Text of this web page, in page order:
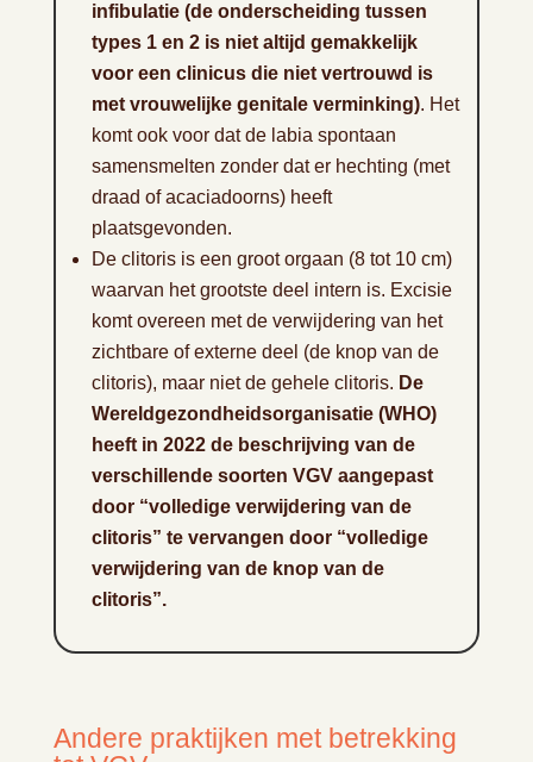
infibulatie (de onderscheiding tussen
types 1 en 2 is niet altijd gemakkelijk
voor een clinicus die niet vertrouwd is
met vrouwelijke genitale verminking). Het
komt ook voor dat de labia spontaan
samensmelten zonder dat er hechting (met
draad of acaciadoorns) heeft
plaatsgevonden.
De clitoris is een groot orgaan (8 tot 10 cm)
waarvan het grootste deel intern is. Excisie
komt overeen met de verwijdering van het
zichtbare of externe deel (de knop van de
clitoris), maar niet de gehele clitoris. De
Wereldgezondheidsorganisatie (WHO)
heeft in 2022 de beschrijving van de
verschillende soorten VGV aangepast
door “volledige verwijdering van de
clitoris” te vervangen door “volledige
verwijdering van de knop van de
clitoris”.
Andere praktijken met betrekking